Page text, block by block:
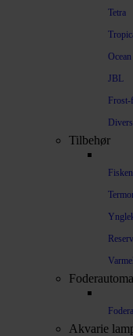
Tetra
JBL
Tilbehør
Akvarie